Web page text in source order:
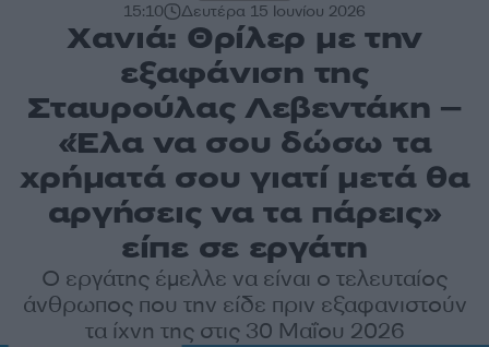
15:10 Δευτέρα 15 Ιουνίου 2026
Χανιά: Θρίλερ με την
εξαφάνιση της
Σταυρούλας Λεβεντάκη –
«Έλα να σου δώσω τα
χρήματά σου γιατί μετά θα
αργήσεις να τα πάρεις»
είπε σε εργάτη
Ο εργάτης έμελλε να είναι ο τελευταίος
άνθρωπος που την είδε πριν εξαφανιστούν
τα ίχνη της στις 30 Μαΐου 2026